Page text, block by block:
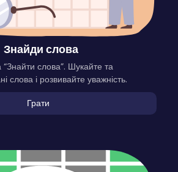
Знайди слова
“Знайти слова”. Шукайте та
слова і розвивайте уважність.
Грати